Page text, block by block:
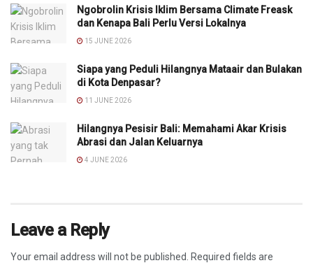
Ngobrolin Krisis Iklim Bersama Climate Freask
dan Kenapa Bali Perlu Versi Lokalnya
15 JUNE 2026
Siapa yang Peduli Hilangnya Mataair dan Bulakan
di Kota Denpasar?
11 JUNE 2026
Hilangnya Pesisir Bali: Memahami Akar Krisis
Abrasi dan Jalan Keluarnya
4 JUNE 2026
Leave a Reply
Your email address will not be published.
Required fields are